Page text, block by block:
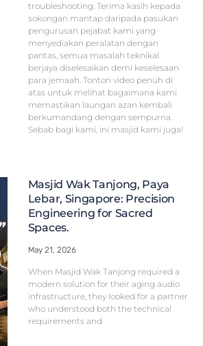
troubleshooting. Terima kasih kepada
sokongan mantap daripada pasukan
pengurusan pejabat kami yang
menyediakan peralatan dengan
pantas, semua masalah teknikal
berjaya diselesaikan demi keselesaan
para jemaah. Tonton video penuh di
atas untuk melihat bagaimana kami
memastikan laungan azan kembali
berkumandang dengan sempurna.
Sebab bagi kami, ini masjid kami juga!
Masjid Wak Tanjong, Paya
Lebar, Singapore: Precision
Engineering for Sacred
Spaces.
May 21, 2026
When Masjid Wak Tanjong required a
modern solution for their aging audio
infrastructure, they looked for a partner
who understood both the technical
requirements and